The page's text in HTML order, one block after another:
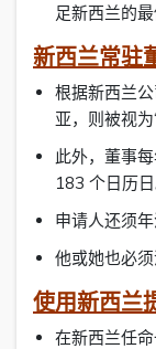
足新西兰的
新西兰常驻
根据新西兰
亚，则被视为
此外，董事
183 个日历日
申请人还须年
他或她也必
使用新西兰
在新西兰任